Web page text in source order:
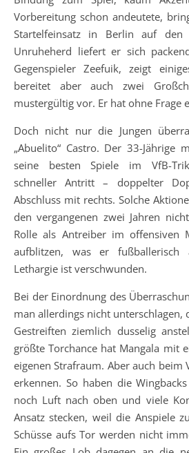
Vorbereitung schon andeutete,
Startelfeinsatz in Berlin auf den
Unruheherd liefert er sich
Gegenspieler Zeefuik, zeigt
bereitet aber auch zwei
mustergültig vor. Er hat ohne Frage
Doch nicht nur die Jungen
„Abuelito“ Castro. Der 33-Jährige
seine besten Spiele im VfB-
schneller Antritt – doppelter
Abschluss mit rechts. Solche
den vergangenen zwei Jahren
Rolle als Antreiber im offensiven
aufblitzen, was er
Lethargie ist verschwunden.
Bei der Einordnung des
man allerdings nicht unterschlagen,
Gestreiften ziemlich dusselig
größte Torchance hat Mangala mit
eigenen Strafraum. Aber auch beim
erkennen. So haben die
noch Luft nach oben und viele
Ansatz stecken, weil die Anspiele
Schüsse aufs Tor werden nicht